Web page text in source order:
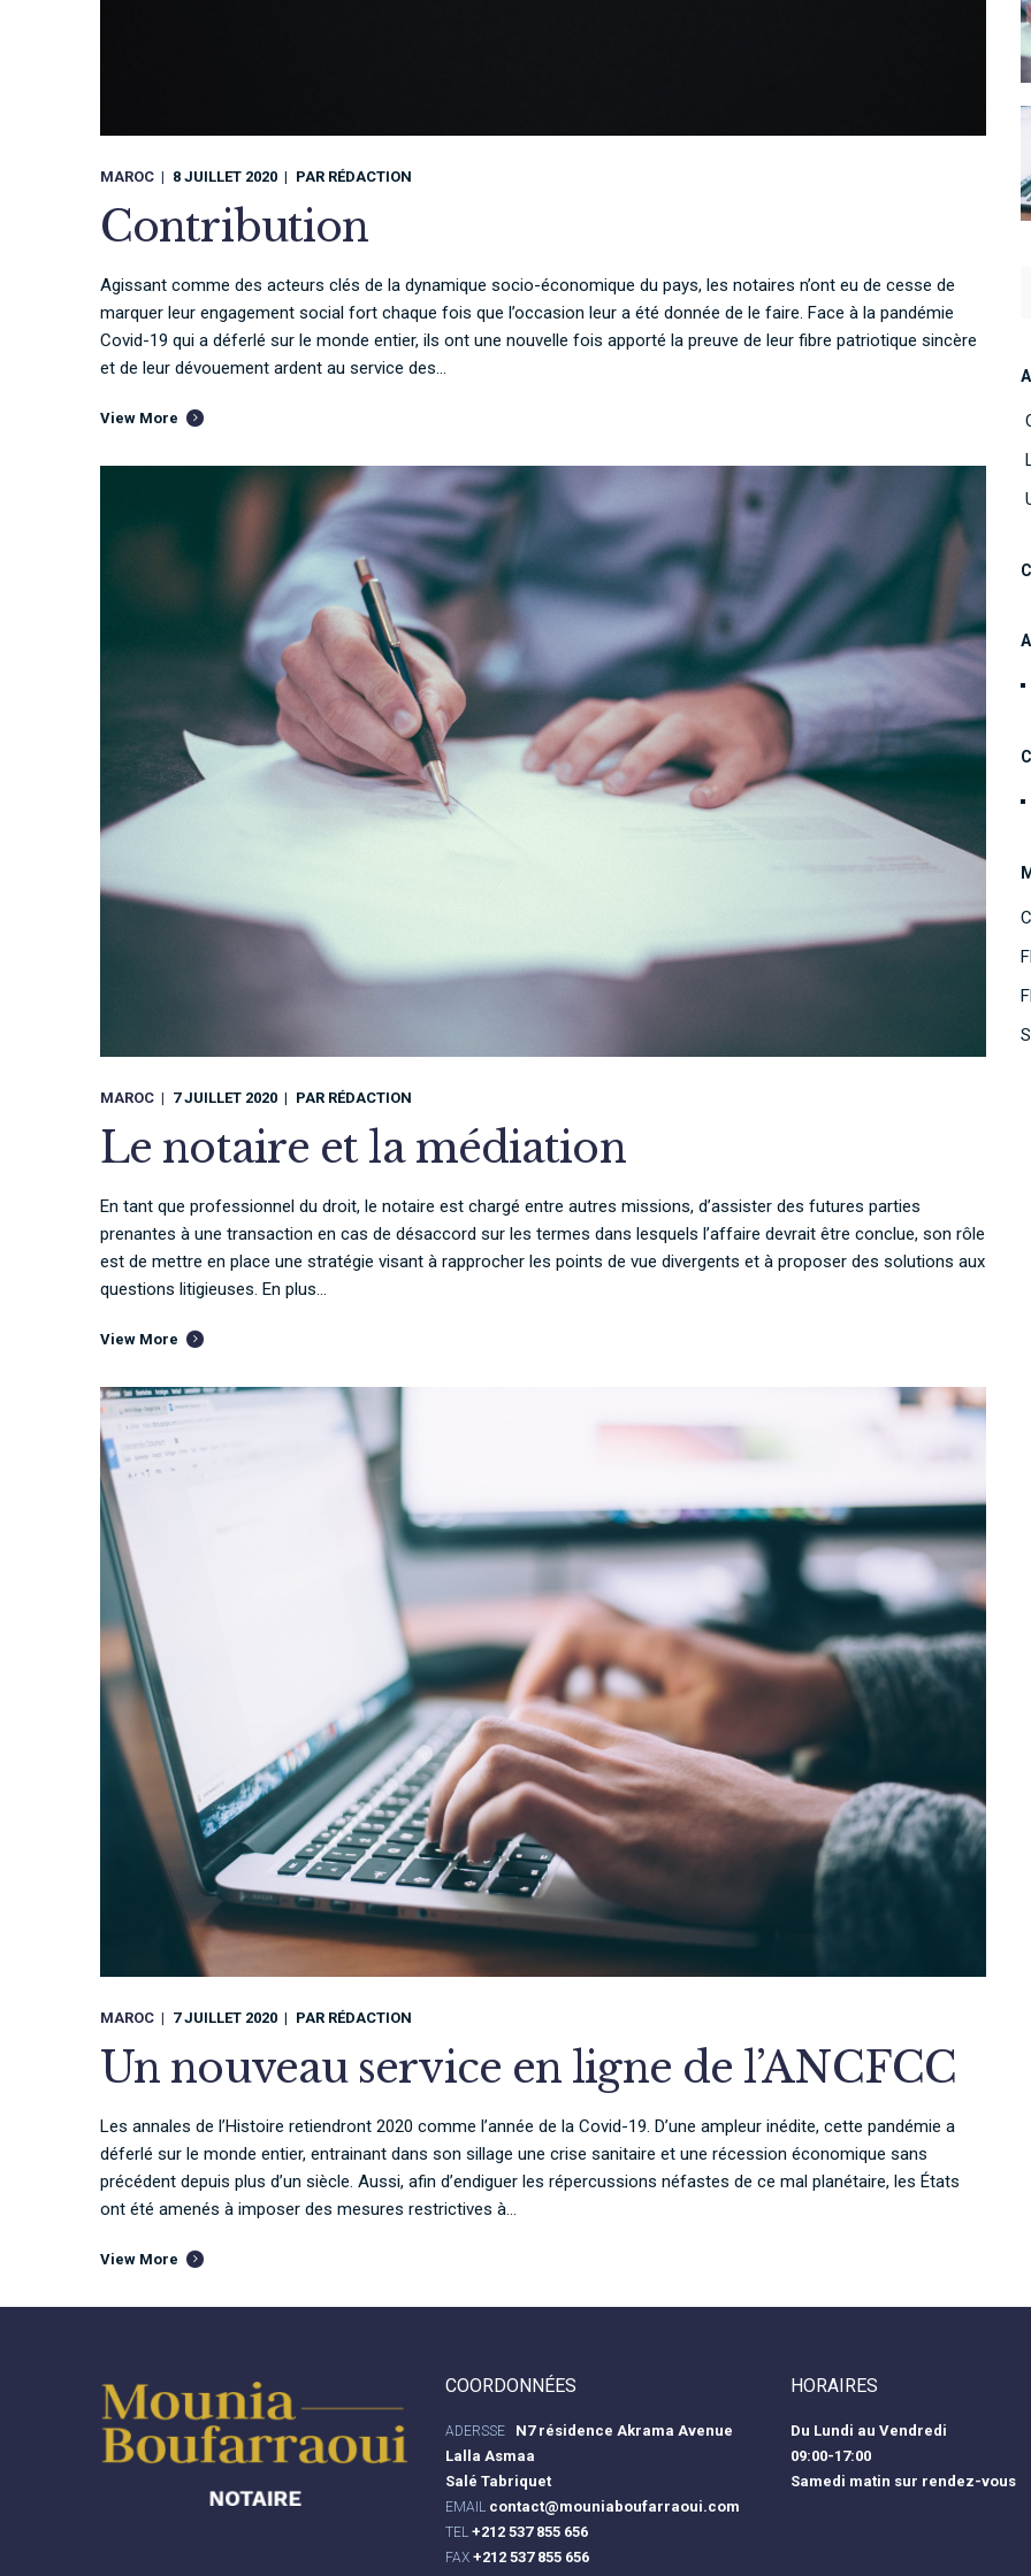
MAROC 8 JUILLET 2020 PAR RÉDACTION
Contribution
Agissant comme des acteurs clés de la dynamique socio-économique du pays, les notaires n’ont eu de cesse de
marquer leur engagement social fort chaque fois que l’occasion leur a été donnée de le faire. Face à la pandémie
Covid-19 qui a déferlé sur le monde entier, ils ont une nouvelle fois apporté la preuve de leur fibre patriotique sincère
et de leur dévouement ardent au service des...
View More
MAROC 7 JUILLET 2020 PAR RÉDACTION
Le notaire et la médiation
En tant que professionnel du droit, le notaire est chargé entre autres missions, d’assister des futures parties
prenantes à une transaction en cas de désaccord sur les termes dans lesquels l’affaire devrait être conclue, son rôle
est de mettre en place une stratégie visant à rapprocher les points de vue divergents et à proposer des solutions aux
questions litigieuses. En plus...
View More
MAROC 7 JUILLET 2020 PAR RÉDACTION
Un nouveau service en ligne de l’ANCFCC
Les annales de l’Histoire retiendront 2020 comme l’année de la Covid-19. D’une ampleur inédite, cette pandémie a
déferlé sur le monde entier, entrainant dans son sillage une crise sanitaire et une récession économique sans
précédent depuis plus d’un siècle. Aussi, afin d’endiguer les répercussions néfastes de ce mal planétaire, les États
ont été amenés à imposer des mesures restrictives à...
View More
COORDONNÉES
ADERSSE
N7 résidence Akrama Avenue
Lalla Asmaa
Salé Tabriquet
EMAIL contact@mouniaboufarraoui.com
TEL +212 537 855 656
FAX +212 537 855 656
HORAIRES
Du Lundi au Vendredi
09:00-17:00
Samedi matin sur rendez-vous